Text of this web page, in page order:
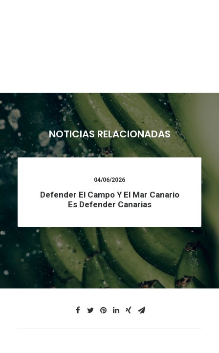
NOTICIAS RELACIONADAS
04/06/2026
Defender El Campo Y El Mar Canario
Es Defender Canarias